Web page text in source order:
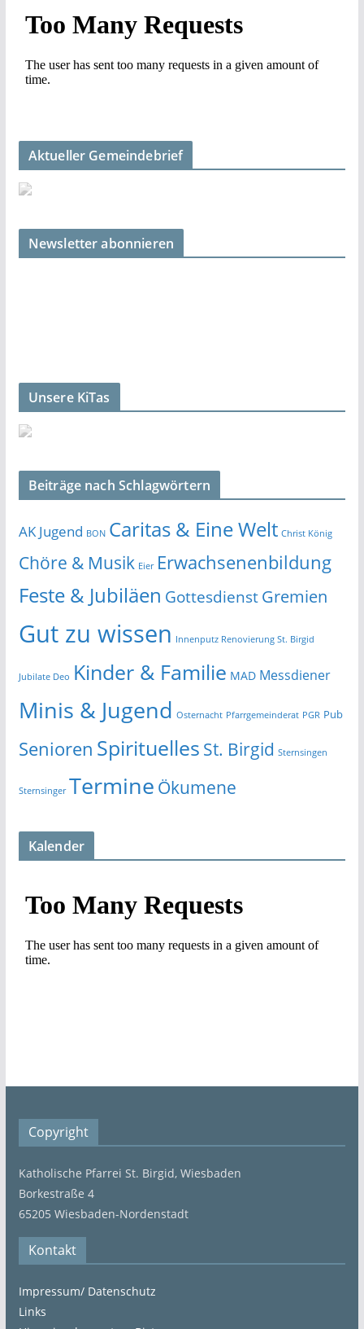
Aktueller Gemeindebrief
Newsletter abonnieren
Unsere KiTas
Beiträge nach Schlagwörtern
AK Jugend BON Caritas & Eine Welt Christ König
Chöre & Musik Eier Erwachsenenbildung
Feste & Jubiläen GottesdienstGremien
Gut zu wissen Innenputz Renovierung St. Birgid
Jubilate Deo Kinder & Familie MAD Messdiener
Minis & Jugend Osternacht Pfarrgemeinderat PGR Pub
Senioren Spirituelles St. Birgid Sternsingen
Sternsinger Termine Ökumene
Kalender
Copyright
Katholische Pfarrei St. Birgid, Wiesbaden
Borkestraße 4
65205 Wiesbaden-Nordenstadt
Kontakt
Impressum/ Datenschutz
Links